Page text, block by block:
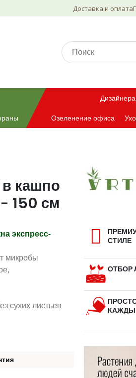
Доставка и оплата
Озеленение офиса
кашпо
150 см
экспресс-
микробы
сухих листьев
СТИЛЕ
ОТБОР